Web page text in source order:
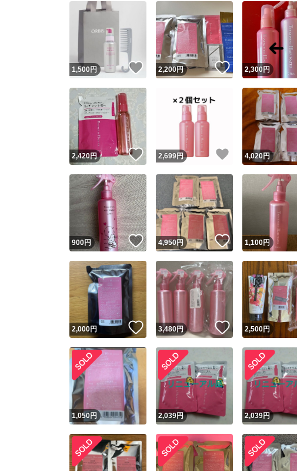
1,500円 いいね！
2,200円 いいね！
2,300円
2,420円 いいね！
2,699円 いいね！
4,020円
900円 いいね！
4,950円 いいね！
1,100円
2,000円 いいね！
3,480円 いいね！
2,500円
1,050円 2,039円 2,039円